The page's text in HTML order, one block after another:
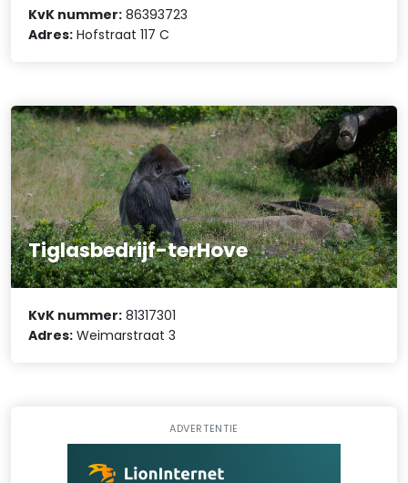
KvK nummer: 86393723
Adres: Hofstraat 117 C
Tiglasbedrijf-terHove
KvK nummer: 81317301
Adres: Weimarstraat 3
ADVERTENTIE